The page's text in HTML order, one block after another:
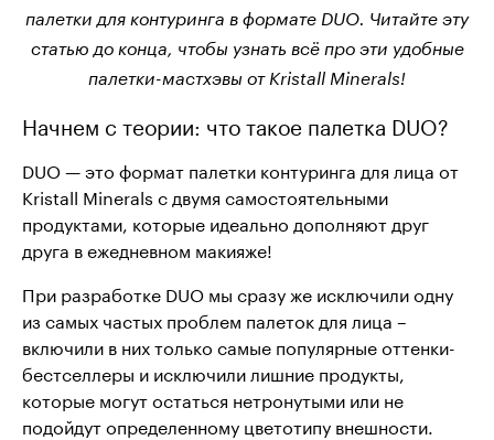
палетки для контуринга в формате DUO. Читайте эту
статью до конца, чтобы узнать всё про эти удобные
палетки-мастхэвы от Kristall Minerals!
Начнем с теории: что такое палетка DUO?
DUO — это формат палетки контуринга для лица от
Kristall Minerals с двумя самостоятельными
продуктами, которые идеально дополняют друг
друга в ежедневном макияже!
При разработке DUO мы сразу же исключили одну
из самых частых проблем палеток для лица –
включили в них только самые популярные оттенки-
бестселлеры и исключили лишние продукты,
которые могут остаться нетронутыми или не
подойдут определенному цветотипу внешности.